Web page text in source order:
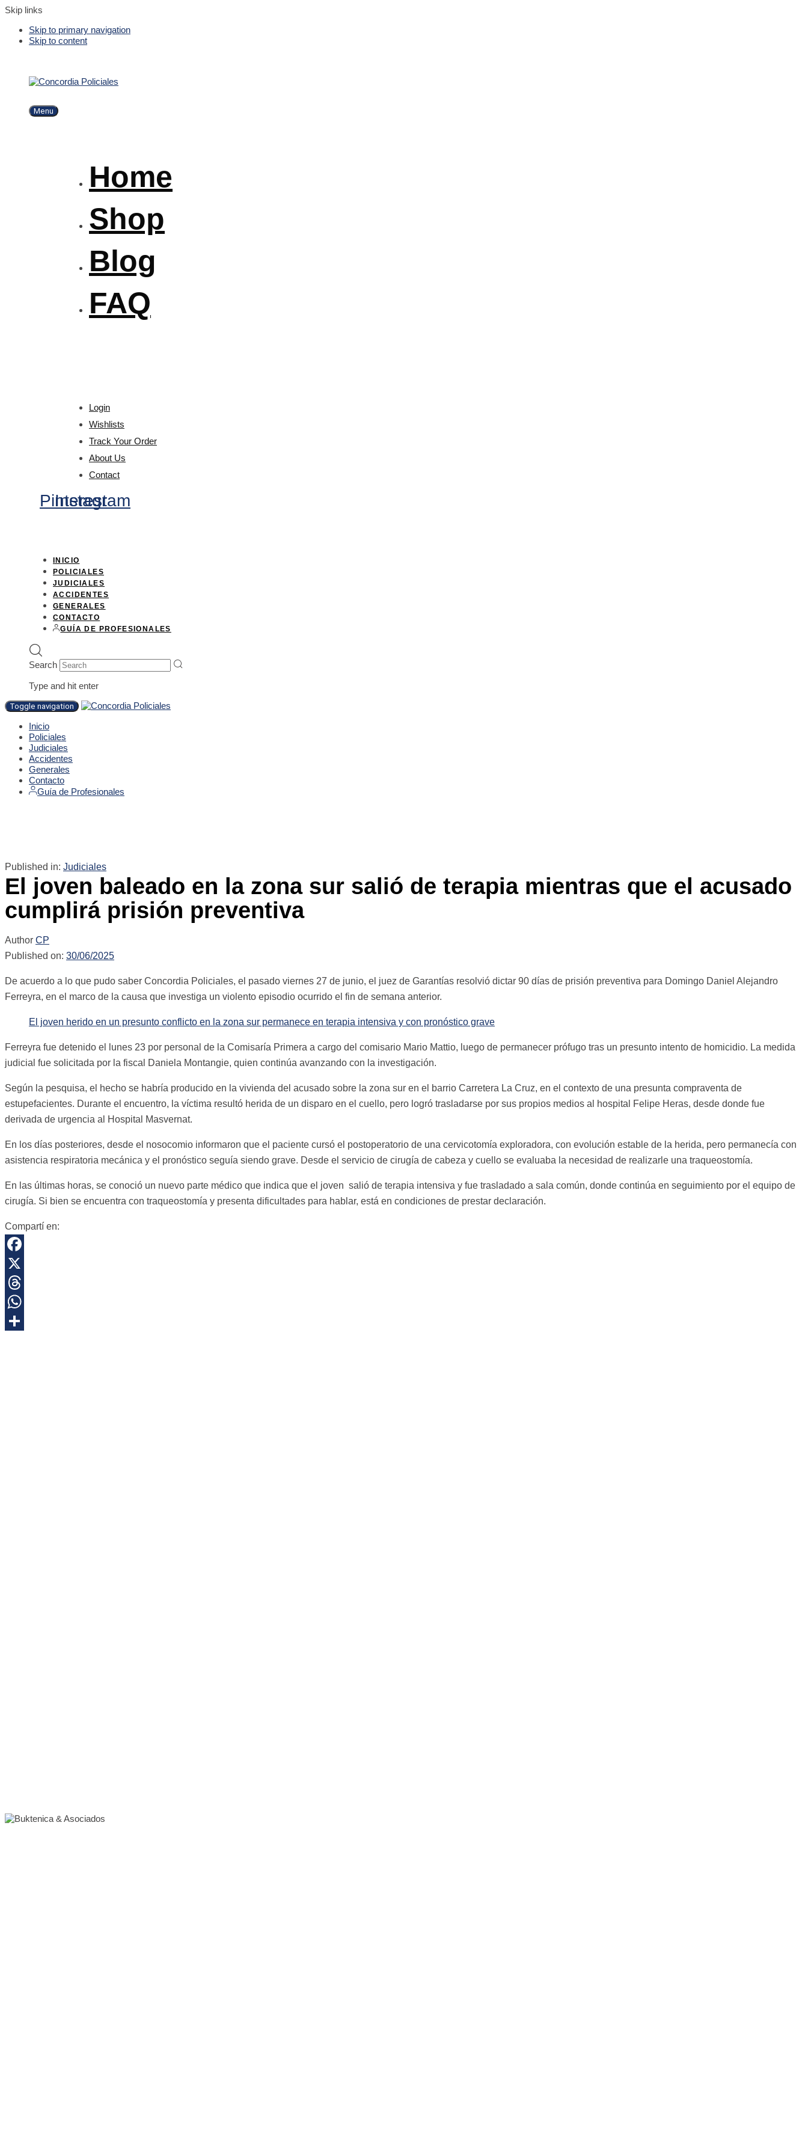
Skip links
Skip to primary navigation
Skip to content
Menu
Home
Shop
Blog
FAQ
Login
Wishlists
Track Your Order
About Us
Contact
Pinterest
Instagram
INICIO
POLICIALES
JUDICIALES
ACCIDENTES
GENERALES
CONTACTO
GUÍA DE PROFESIONALES
Search
Type and hit enter
Toggle navigation
Inicio
Policiales
Judiciales
Accidentes
Generales
Contacto
Guía de Profesionales
Published in: Judiciales
El joven baleado en la zona sur salió de terapia mientras que el acusado
cumplirá prisión preventiva
Author CP
Published on: 30/06/2025
De acuerdo a lo que pudo saber Concordia Policiales, el pasado viernes 27 de junio, el juez de Garantías resolvió dictar 90 días de prisión preventiva para Domingo Daniel Alejandro
Ferreyra, en el marco de la causa que investiga un violento episodio ocurrido el fin de semana anterior.
El joven herido en un presunto conflicto en la zona sur permanece en terapia intensiva y con pronóstico grave
Ferreyra fue detenido el lunes 23 por personal de la Comisaría Primera a cargo del comisario Mario Mattio, luego de permanecer prófugo tras un presunto intento de homicidio. La medida
judicial fue solicitada por la fiscal Daniela Montangie, quien continúa avanzando con la investigación.
Según la pesquisa, el hecho se habría producido en la vivienda del acusado sobre la zona sur en el barrio Carretera La Cruz, en el contexto de una presunta compraventa de
estupefacientes. Durante el encuentro, la víctima resultó herida de un disparo en el cuello, pero logró trasladarse por sus propios medios al hospital Felipe Heras, desde donde fue
derivada de urgencia al Hospital Masvernat.
En los días posteriores, desde el nosocomio informaron que el paciente cursó el postoperatorio de una cervicotomía exploradora, con evolución estable de la herida, pero permanecía con
asistencia respiratoria mecánica y el pronóstico seguía siendo grave. Desde el servicio de cirugía de cabeza y cuello se evaluaba la necesidad de realizarle una traqueostomía.
En las últimas horas, se conoció un nuevo parte médico que indica que el joven salió de terapia intensiva y fue trasladado a sala común, donde continúa en seguimiento por el equipo de
cirugía. Si bien se encuentra con traqueostomía y presenta dificultades para hablar, está en condiciones de prestar declaración.
Compartí en:
Facebook
X
Threads
WhatsApp